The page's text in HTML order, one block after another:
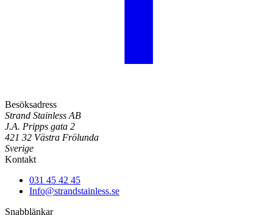
Besöksadress
Strand Stainless AB
J.A. Pripps gata 2
421 32 Västra Frölunda
Sverige
Kontakt
031 45 42 45
Info@strandstainless.se
Snabblänkar